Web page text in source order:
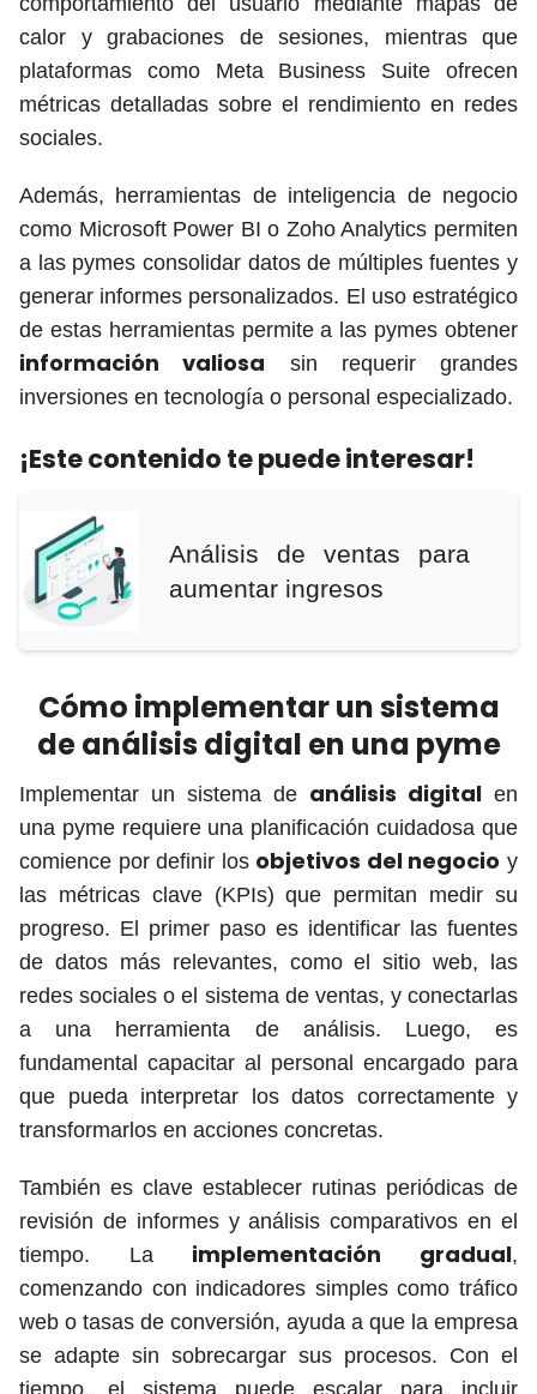
calor y grabaciones de sesiones, mientras que
plataformas como Meta Business Suite ofrecen
métricas detalladas sobre el rendimiento en redes
sociales.
Además, herramientas de inteligencia de negocio
como Microsoft Power BI o Zoho Analytics permiten
a las pymes consolidar datos de múltiples fuentes y
generar informes personalizados. El uso estratégico
de estas herramientas permite a las pymes obtener
información valiosa sin requerir grandes
inversiones en tecnología o personal especializado.
¡Este contenido te puede interesar!
Análisis de ventas para
aumentar ingresos
Cómo implementar un sistema
de análisis digital en una pyme
Implementar un sistema de análisis digital en
una pyme requiere una planificación cuidadosa que
comience por definir los objetivos del negocio y
las métricas clave (KPIs) que permitan medir su
progreso. El primer paso es identificar las fuentes
de datos más relevantes, como el sitio web, las
redes sociales o el sistema de ventas, y conectarlas
a una herramienta de análisis. Luego, es
fundamental capacitar al personal encargado para
que pueda interpretar los datos correctamente y
transformarlos en acciones concretas.
También es clave establecer rutinas periódicas de
revisión de informes y análisis comparativos en el
tiempo. La implementación gradual,
comenzando con indicadores simples como tráfico
web o tasas de conversión, ayuda a que la empresa
se adapte sin sobrecargar sus procesos. Con el